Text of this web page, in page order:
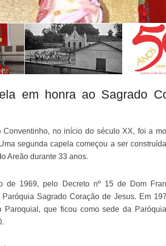
em honra ao Sagrado
Conventinho, no início do século XX, foi a
segunda capela começou a ser
Areão durante 33 anos.
de 1969, pelo Decreto nº 15 de Dom
Sagrado Coração de Jesus. Em
Paroquial, que ficou como sede da